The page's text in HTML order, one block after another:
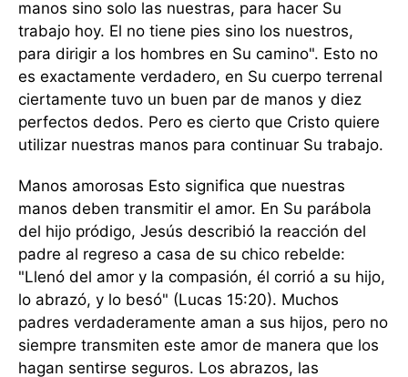
manos sino solo las nuestras, para hacer Su
trabajo hoy. El no tiene pies sino los nuestros,
para dirigir a los hombres en Su camino". Esto no
es exactamente verdadero, en Su cuerpo terrenal
ciertamente tuvo un buen par de manos y diez
perfectos dedos. Pero es cierto que Cristo quiere
utilizar nuestras manos para continuar Su trabajo.
Manos amorosas Esto significa que nuestras
manos deben transmitir el amor. En Su parábola
del hijo pródigo, Jesús describió la reacción del
padre al regreso a casa de su chico rebelde:
"Llenó del amor y la compasión, él corrió a su hijo,
lo abrazó, y lo besó" (Lucas 15:20). Muchos
padres verdaderamente aman a sus hijos, pero no
siempre transmiten este amor de manera que los
hagan sentirse seguros. Los abrazos, las